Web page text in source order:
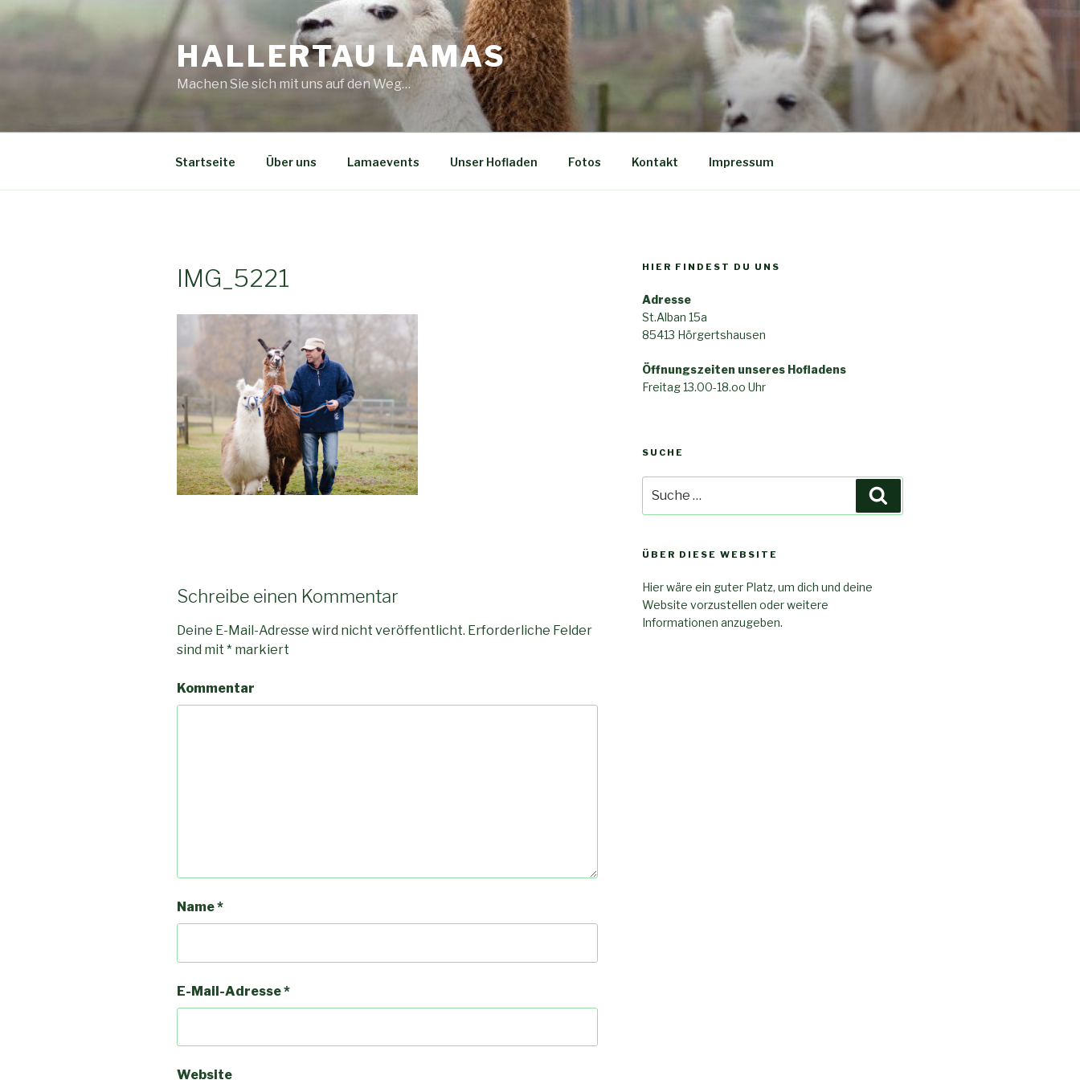
Zum
HALLERTAU LAMAS
Machen Sie sich mit uns auf den Weg…
Startseite Über uns Lamaevents Unser Hofladen Fotos Kontakt Impressum
IMG_5221
Schreibe einen Kommentar
Deine E-Mail-Adresse wird nicht veröffentlicht. Erforderliche Felder
sind mit * markiert
Kommentar
Name*
E-Mail-Adresse*
Website
HIER FINDEST DU UNS
Adresse
St.Alban 15a
85413 Hörgertshausen
Öffnungszeiten unseres Hofladens
Freitag 13.00-18.oo Uhr
SUCHE
nach:
ÜBER DIESE WEBSITE
Hier wäre ein guter Platz, um dich und deine
Website vorzustellen oder weitere
Informationen anzugeben.